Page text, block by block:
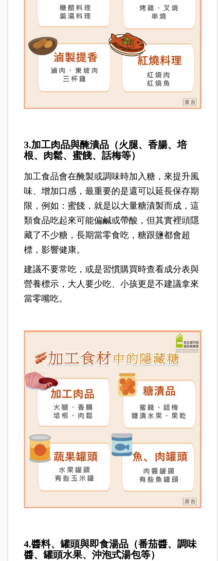
3.加工肉品與醃漬品（火腿、香腸、培
根、肉鬆、蜜餞、話梅等）
加工食品會在醃製或調味時加入糖，來提升風
味、增加口感，最重要的是還可以延長保存期
限，例如：蜜餞，就是以大量糖漬製而成，這
類食品吃起來可能偏鹹或帶酸，但其實裡頭隱
藏了不少糖，長期當零食吃，糖跟鹽都會超
標，影響健康。
建議不要常吃，或是習慣購買時查看成分表與
營養標示，大人要少吃、小孩更是不建議拿來
當零嘴吃。
4.醬料、罐頭與即食湯品（番茄醬、調味
醬、罐頭水果、沖泡式湯包等）